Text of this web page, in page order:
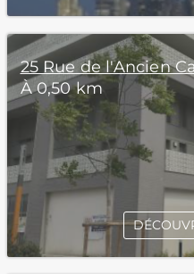
25 Rue de l'Ancien
À 0,50 km